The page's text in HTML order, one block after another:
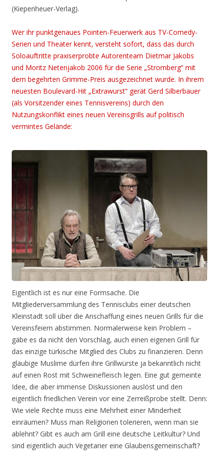
(Kiepenheuer-Verlag).
Wer ihr punktgenaues Pointen-Feuerwerk aus TV-Comedy-
Serien und Theater kennt, versteht sofort, dass das durch
Soloauftritte praxiserprobte Autorenteam Dietmar Jakobs
und Moritz Netenjakob 2006 für die Serie „Stromberg“ mit
dem begehrten Grimme-Preis ausgezeichnet wurde. In ihrem
neuesten Boulevard-Hit „Extrawurst“ gerät Gerd Silberbauer
(als Vorsitzender eines Tennisvereins) durch den
Nutzungskonflikt eines neuen Vereinsgrills auf politisch
vermintes Gelände:
Eigentlich ist es nur eine Formsache. Die
Mitgliederversammlung des Tennisclubs einer deutschen
Kleinstadt soll über die Anschaffung eines neuen Grills für die
Vereinsfeiern abstimmen. Normalerweise kein Problem –
gäbe es da nicht den Vorschlag, auch einen eigenen Grill für
das einzige türkische Mitglied des Clubs zu finanzieren. Denn
gläubige Muslime dürfen ihre Grillwürste ja bekanntlich nicht
auf einen Rost mit Schweinefleisch legen. Eine gut gemeinte
Idee, die aber immense Diskussionen auslöst und den
eigentlich friedlichen Verein vor eine Zerreißprobe stellt. Denn:
Wie viele Rechte muss eine Mehrheit einer Minderheit
einräumen? Muss man Religionen tolerieren, wenn man sie
ablehnt? Gibt es auch am Grill eine deutsche Leitkultur? Und
sind eigentlich auch Vegetarier eine Glaubensgemeinschaft?